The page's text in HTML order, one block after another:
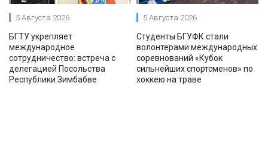
5 Августа 2026
БГТУ укрепляет
международное
сотрудничество: встреча с
делегацией Посольства
Республики Зимбабве
5 Августа 2026
Студенты БГУФК стали
волонтерами международных
соревнований «Кубок
сильнейших спортсменов» по
хоккею на траве